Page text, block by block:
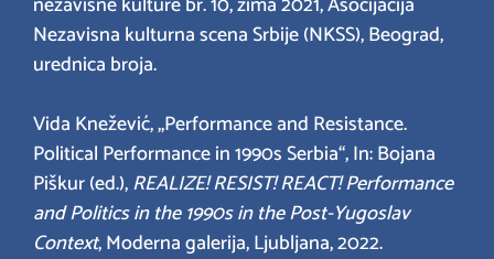
Nezavisna kulturna scena Srbije (NKSS), Beograd,
urednica broja.
Vida Knežević, „Performance and Resistance.
Political Performance in 1990s Serbia“, In: Bojana
Piškur (ed.),REALIZE! RESIST! REACT! Performance
and Politics in the 1990s in the Post-Yugoslav
Context, Moderna galerija, Ljubljana, 2022.